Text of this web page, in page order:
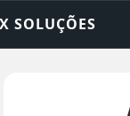
•